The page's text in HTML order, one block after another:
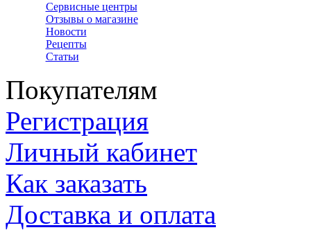
Сервисные центры
Отзывы о магазине
Новости
Рецепты
Статьи
Покупателям
Регистрация
Личный кабинет
Как заказать
Доставка и оплата